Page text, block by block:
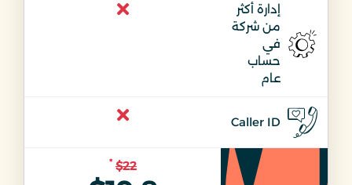
إدارة أكثر
من شركة
في
حساب
عام
Caller ID
$22
*